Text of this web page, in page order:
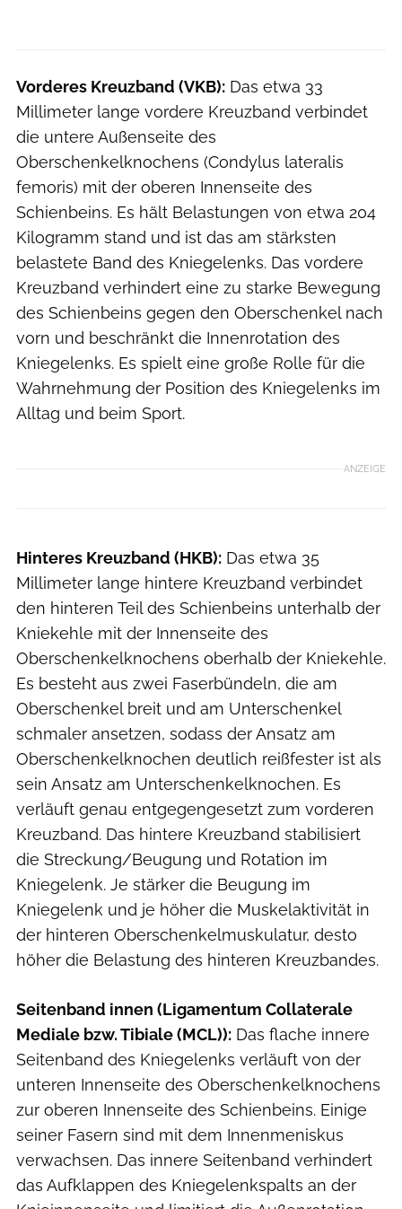
Vorderes Kreuzband (VKB): Das etwa 33
Millimeter lange vordere Kreuzband verbindet
die untere Außenseite des
Oberschenkelknochens (Condylus lateralis
femoris) mit der oberen Innenseite des
Schienbeins. Es hält Belastungen von etwa 204
Kilogramm stand und ist das am stärksten
belastete Band des Kniegelenks. Das vordere
Kreuzband verhindert eine zu starke Bewegung
des Schienbeins gegen den Oberschenkel nach
vorn und beschränkt die Innenrotation des
Kniegelenks. Es spielt eine große Rolle für die
Wahrnehmung der Position des Kniegelenks im
Alltag und beim Sport.
ANZEIGE
Hinteres Kreuzband (HKB): Das etwa 35
Millimeter lange hintere Kreuzband verbindet
den hinteren Teil des Schienbeins unterhalb der
Kniekehle mit der Innenseite des
Oberschenkelknochens oberhalb der Kniekehle.
Es besteht aus zwei Faserbündeln, die am
Oberschenkel breit und am Unterschenkel
schmaler ansetzen, sodass der Ansatz am
Oberschenkelknochen deutlich reißfester ist als
sein Ansatz am Unterschenkelknochen. Es
verläuft genau entgegengesetzt zum vorderen
Kreuzband. Das hintere Kreuzband stabilisiert
die Streckung/Beugung und Rotation im
Kniegelenk. Je stärker die Beugung im
Kniegelenk und je höher die Muskelaktivität in
der hinteren Oberschenkelmuskulatur, desto
höher die Belastung des hinteren Kreuzbandes.
Seitenband innen (Ligamentum Collaterale
Mediale bzw. Tibiale (MCL)): Das flache innere
Seitenband des Kniegelenks verläuft von der
unteren Innenseite des Oberschenkelknochens
zur oberen Innenseite des Schienbeins. Einige
seiner Fasern sind mit dem Innenmeniskus
verwachsen. Das innere Seitenband verhindert
das Aufklappen des Kniegelenkspalts an der